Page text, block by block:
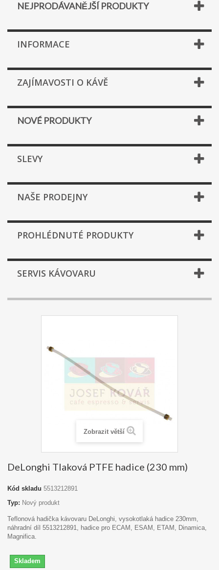
NEJPRODÁVANĚJŠÍ PRODUKTY
INFORMACE
ZAJÍMAVOSTI O KÁVĚ
NOVÉ PRODUKTY
SLEVY
NAŠE PRODEJNY
PROHLÉDNUTÉ PRODUKTY
SERVIS KÁVOVARU
Zobrazit větší
DeLonghi Tlaková PTFE hadice (230 mm)
Kód skladu 5513212891
Typ: Nový produkt
Teflonová hadička kávovaru DeLonghi, vysokotlaká hadice 230mm,
náhradní díl 5513212891, hadice pro ECAM, ESAM, ETAM, Dinamica,
Magnifica.
Skladem